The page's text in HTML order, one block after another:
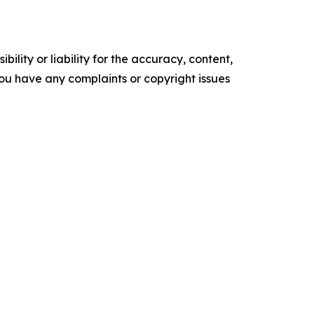
or liability for the accuracy, content,
have any complaints or copyright issues